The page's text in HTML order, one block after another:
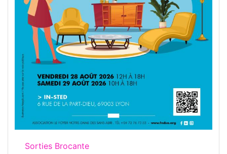
Sorties Brocante